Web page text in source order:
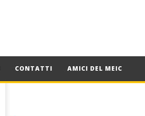
CONTATTI AMICI DEL MEIC